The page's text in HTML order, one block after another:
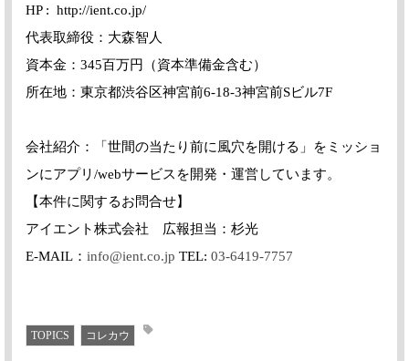
HP : http://ient.co.jp/
代表取締役：大森智人
資本金：345百万円（資本準備金含む）
所在地：東京都渋谷区神宮前6-18-3神宮前Sビル7F
会社紹介：「世間の当たり前に風穴を開ける」をミッショ
ンにアプリ/webサービスを開発・運営しています。
【本件に関するお問合せ】
アイエント株式会社 広報担当：杉光
E-MAIL： info@ient.co.jp TEL: 03-6419-7757
TOPICS コレカウ